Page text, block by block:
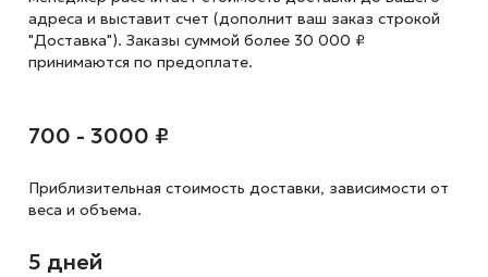
адреса и выставит счет (дополнит ваш заказ строкой
"Доставка"). Заказы суммой более 30 000 ₽
принимаются по предоплате.
700 - 3000 ₽
Приблизительная стоимость доставки, зависимости от
веса и объема.
5 дней